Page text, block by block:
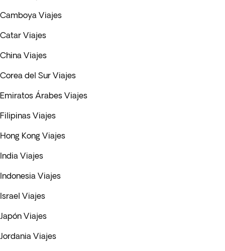
Camboya Viajes
Catar Viajes
China Viajes
Corea del Sur Viajes
Emiratos Árabes Viajes
Filipinas Viajes
Hong Kong Viajes
India Viajes
Indonesia Viajes
Israel Viajes
Japón Viajes
Jordania Viajes